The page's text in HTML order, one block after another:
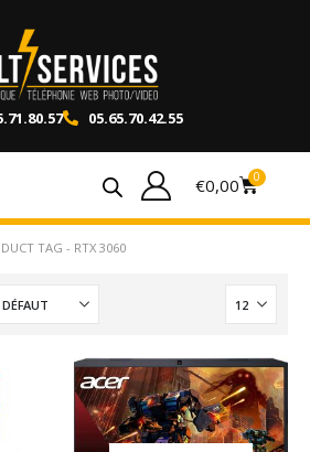
05.65.70.42.55
€0,00 0
TAG - RTX 3060